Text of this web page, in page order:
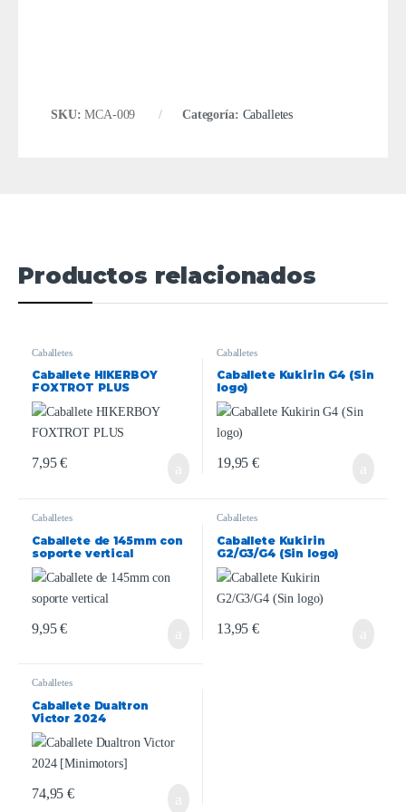
SKU:MCA-009 Categoría: Caballetes
Productos relacionados
Caballetes
Caballete HIKERBOY
FOXTROT PLUS
7,95€
Caballetes
Caballete Kukirin G4 (Sin
logo)
19,95€
Caballetes
Caballete de 145mm con
soporte vertical
9,95€
Caballetes
Caballete Kukirin
G2/G3/G4 (Sin logo)
13,95€
Caballetes
Caballete Dualtron
Victor 2024
[Minimotors]
74,95€